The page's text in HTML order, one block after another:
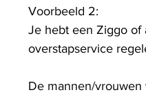
Voorbeeld 2:
Je hebt een Ziggo of
overstapservice
De mannen/